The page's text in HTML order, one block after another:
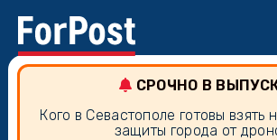
СРОЧНО В
Кого в Севастополе готовы взять
защиты города от